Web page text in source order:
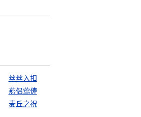
丝丝入扣
燕侣莺俦
麦丘之祝